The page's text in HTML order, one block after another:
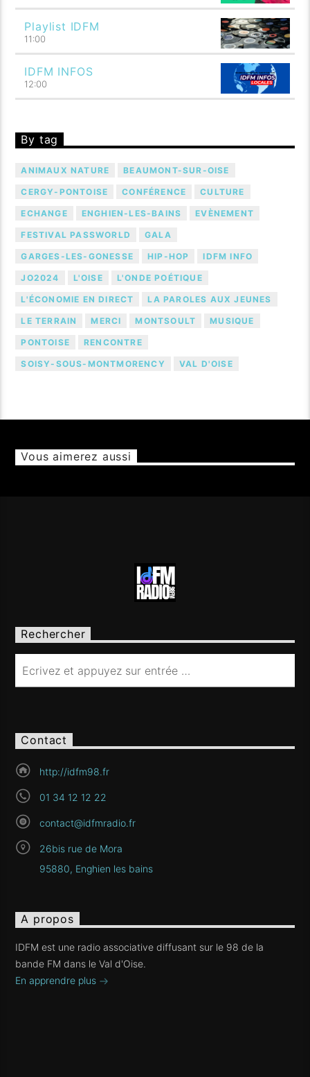
Playlist IDFM
11:00
IDFM INFOS
12:00
By tag
ANIMAUX NATURE BEAUMONT-SUR-OISE
CERGY-PONTOISE CONFÉRENCE CULTURE
ECHANGE ENGHIEN-LES-BAINS EVÈNEMENT
FESTIVAL PASSWORLD GALA
GARGES-LES-GONESSE HIP-HOP IDFM INFO
JO2024 L'OISE L'ONDE POÉTIQUE
L'ÉCONOMIE EN DIRECT LA PAROLES AUX JEUNES
LE TERRAIN MERCI MONTSOULT MUSIQUE
PONTOISE RENCONTRE
SOISY-SOUS-MONTMORENCY VAL D'OISE
Vous aimerez aussi
Rechercher
Contact
http://idfm98.fr
01 34 12 12 22
contact@idfmradio.fr
26bis rue de Mora
95880, Enghien les bains
A propos
IDFM est une radio associative diffusant sur le 98 de la
bande FM dans le Val d'Oise.
En apprendre plus